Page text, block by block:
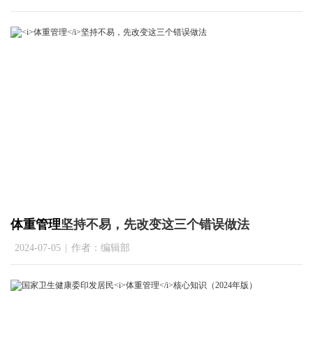
体重管理坚持不易，先改变这三个错误做法
2024-07-05 | 作者：编辑部